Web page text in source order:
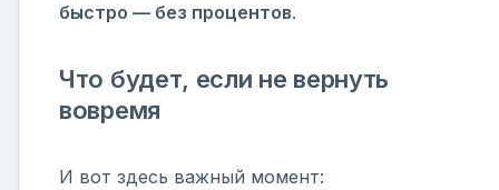
быстро — без процентов.
Что будет, если не вернуть
вовремя
И вот здесь важный момент: